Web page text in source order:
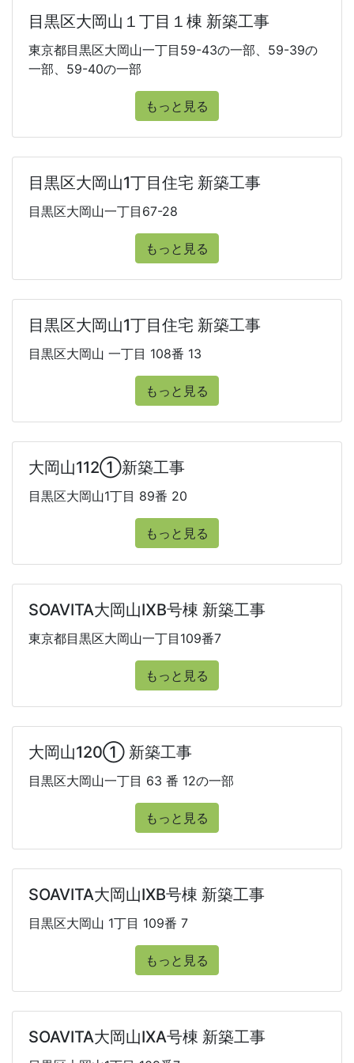
目黒区大岡山１丁目１棟 新築工事
東京都目黒区大岡山一丁目59-43の一部、59-39の
一部、59-40の一部
もっと見る
目黒区大岡山1丁目住宅 新築工事
目黒区大岡山一丁目67-28
もっと見る
目黒区大岡山1丁目住宅 新築工事
目黒区大岡山 一丁目 108番 13
もっと見る
大岡山112①新築工事
目黒区大岡山1丁目 89番 20
もっと見る
SOAVITA大岡山ⅨB号棟 新築工事
東京都目黒区大岡山一丁目109番7
もっと見る
大岡山120① 新築工事
目黒区大岡山一丁目 63 番 12の一部
もっと見る
SOAVITA大岡山IXB号棟 新築工事
目黒区大岡山 1丁目 109番 7
もっと見る
SOAVITA大岡山IXA号棟 新築工事